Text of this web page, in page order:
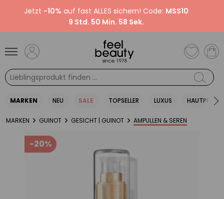
Jetzt -10% auf fast ALLES sichern! Code: MSS10
9 Std. 50 Min. 58 Sek.
MARKEN NEU SALE TOPSELLER LUXUS HAUTPFLEGE
MARKEN GUINOT GESICHT | GUINOT AMPULLEN & SEREN
-20%